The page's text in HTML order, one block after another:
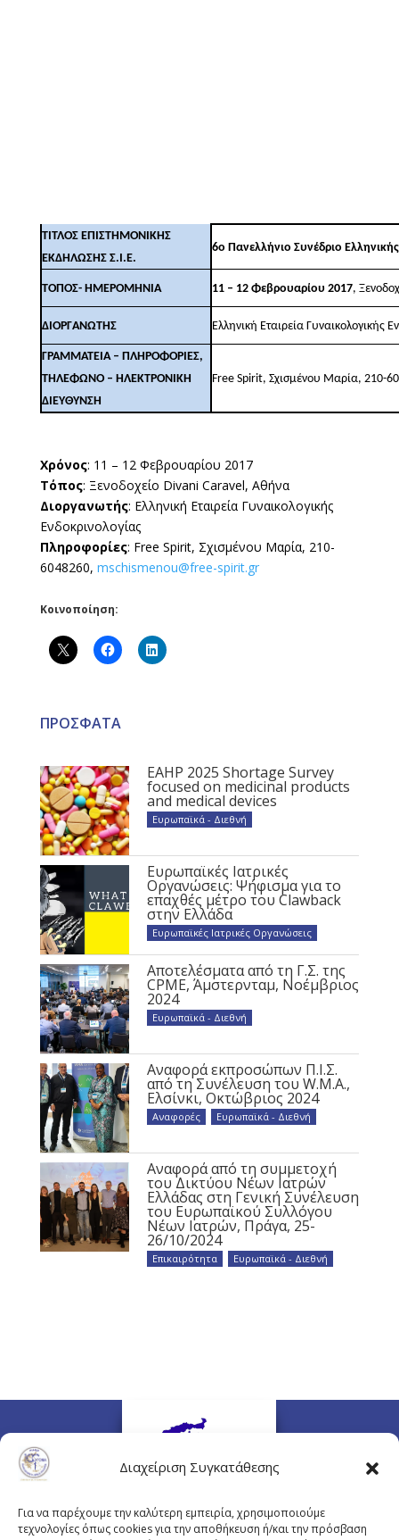
Διαχείριση Συγκατάθεσης
Για να παρέχουμε την καλύτερη εμπειρία, χρησιμοποιούμε
τεχνολογίες όπως cookies για την αποθήκευση ή/και την πρόσβαση
ΤΙΤΛΟΣ ΕΠΙΣΤΗΜΟΝΙΚΗΣ
ΕΚΔΗΛΩΣΗΣ Σ.Ι.Ε.
6ο Πανελλήνιο Συνέδριο
ΤΟΠΟΣ- ΗΜΕΡΟΜΗΝΙΑ 11 – 12 Φεβρουαρίου 2017,
ΔΙΟΡΓΑΝΩΤΗΣ Ελληνική Εταιρεία Γυναικολογικής
ΓΡΑΜΜΑΤΕΙΑ – ΠΛΗΡΟΦΟΡΙΕΣ,
ΤΗΛΕΦΩΝΟ – ΗΛΕΚΤΡΟΝΙΚΗ
ΔΙΕΥΘΥΝΣΗ
Free Spirit, Σχισμένου Μαρία, 210-
Χρόνος: 11 – 12 Φεβρουαρίου 2017
Τόπος: Ξενοδοχείο Divani Caravel, Αθήνα
Διοργανωτής: Ελληνική Εταιρεία Γυναικολογικής
Ενδοκρινολογίας
Πληροφορίες: Free Spirit, Σχισμένου Μαρία, 210-
6048260, mschismenou@free-spirit.gr
Κοινοποίηση:
ΠΡΟΣΦΑΤΑ
EAHP 2025 Shortage Survey
focused on medicinal products
and medical devices
Ευρωπαϊκά - Διεθνή
Ευρωπαϊκές Ιατρικές
Οργανώσεις: Ψήφισμα για το
επαχθές μέτρο του Clawback
στην Ελλάδα
Ευρωπαϊκές Ιατρικές Οργανώσεις
Αποτελέσματα από τη Γ.Σ. της
CPME, Άμστερνταμ, Νοέμβριος
2024
Ευρωπαϊκά - Διεθνή
Αναφορά εκπροσώπων Π.Ι.Σ.
από τη Συνέλευση του W.M.A.,
Ελσίνκι, Οκτώβριος 2024
Αναφορές Ευρωπαϊκά - Διεθνή
Αναφορά από τη συμμετοχή
του Δικτύου Νέων Ιατρών
Ελλάδας στη Γενική Συνέλευση
του Ευρωπαϊκού Συλλόγου
Νέων Ιατρών, Πράγα, 25-
26/10/2024
Επικαιρότητα Ευρωπαϊκά - Διεθνή